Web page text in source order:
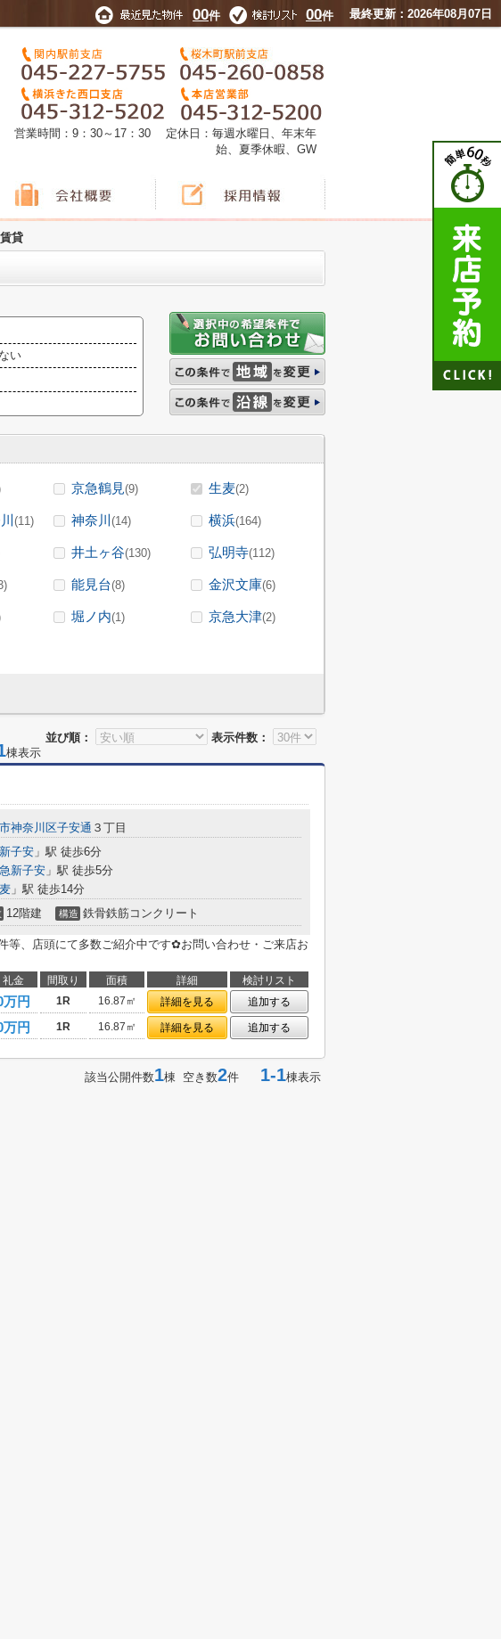
00件 00件 最終更新：2026年08月07日
営業時間：9：30～17：30 定休日：毎週水曜日、年末年
始、夏季休暇、GW
貸
い
京急鶴見(9) 生麦(2)
(11) 神奈川 (14) 横浜(164)
井土ヶ谷(130) 弘明寺(112)
能見台(8) 金沢文庫(6)
堀ノ内(1) 京急大津(2)
並び順：
表示件数：
棟表示
神奈川区子安通 ３丁目
新子安 」駅 徒歩6分
新子安 」駅 徒歩5分
」駅 徒歩14分
12階建 構造 鉄骨鉄筋コンクリート
等、店頭にて多数ご紹介中です✿お問い合わせ・ご来店お
礼金 間取り 面積 詳細
検討リスト
万円 1R 16.87㎡ 詳細を見る
追加する
万円 1R 16.87㎡ 詳細を見る 追加する
該当公開件数1棟 空き数2件 1-1棟表示